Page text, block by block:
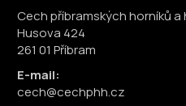
Cech příbramských horníků a
Husova 424
261 01 Příbram
E-mail:
cech@cechphh.cz